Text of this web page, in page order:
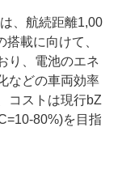
、航続距離1,00
載に向けて、
り、電池のエネ
などの車両効率
コストは現行bZ
80%)を目指